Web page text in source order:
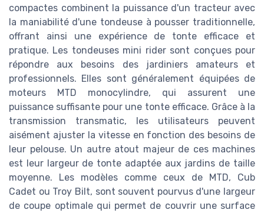
compactes combinent la puissance d'un tracteur avec
la maniabilité d'une tondeuse à pousser traditionnelle,
offrant ainsi une expérience de tonte efficace et
pratique. Les tondeuses mini rider sont conçues pour
répondre aux besoins des jardiniers amateurs et
professionnels. Elles sont généralement équipées de
moteurs MTD monocylindre, qui assurent une
puissance suffisante pour une tonte efficace. Grâce à la
transmission transmatic, les utilisateurs peuvent
aisément ajuster la vitesse en fonction des besoins de
leur pelouse. Un autre atout majeur de ces machines
est leur largeur de tonte adaptée aux jardins de taille
moyenne. Les modèles comme ceux de MTD, Cub
Cadet ou Troy Bilt, sont souvent pourvus d'une largeur
de coupe optimale qui permet de couvrir une surface